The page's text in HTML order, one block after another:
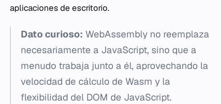
aplicaciones de escritorio.
Dato curioso: WebAssembly no reemplaza
necesariamente a JavaScript, sino que a
menudo trabaja junto a él, aprovechando la
velocidad de cálculo de Wasm y la
flexibilidad del DOM de JavaScript.